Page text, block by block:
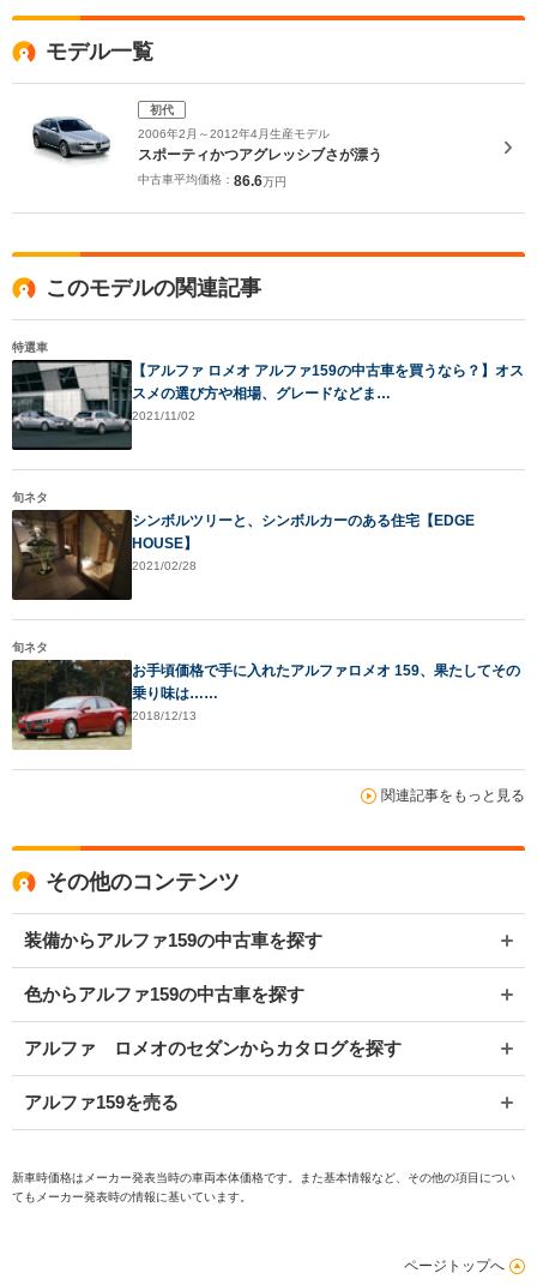
モデル一覧
初代
2006年2月～2012年4月生産モデル
スポーティかつアグレッシブさが漂う
中古車平均価格： 86.6万円
このモデルの関連記事
特選車
【アルファ ロメオ アルファ159の中古車を買うなら？】オス
スメの選び方や相場、グレードなどま…
2021/11/02
旬ネタ
シンボルツリーと、シンボルカーのある住宅【EDGE
HOUSE】
2021/02/28
旬ネタ
お手頃価格で手に入れたアルファロメオ 159、果たしてその
乗り味は……
2018/12/13
関連記事をもっと見る
その他のコンテンツ
装備からアルファ159の中古車を探す
色からアルファ159の中古車を探す
アルファ ロメオのセダンからカタログを探す
アルファ159を売る
新車時価格はメーカー発表当時の車両本体価格です。また基本情報など、その他の項目につい
てもメーカー発表時の情報に基いています。
ページトップへ